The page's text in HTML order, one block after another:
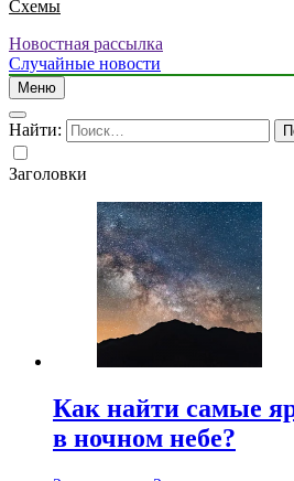
Схемы
Новостная рассылка
Случайные новости
Меню
Найти:
Заголовки
Как найти самые
в ночном небе?